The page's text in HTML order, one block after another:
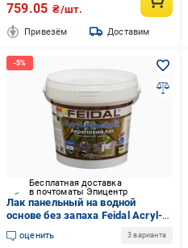
759.05 ₴/шт.
Привезём Доставим
Бесплатная доставка
в почтоматы Эпицентр
Лак панельный на водной
основе без запаха Feidal Acryl-
Panellack глянцевый 1 л
(2034870128)
оценить 3 варианта